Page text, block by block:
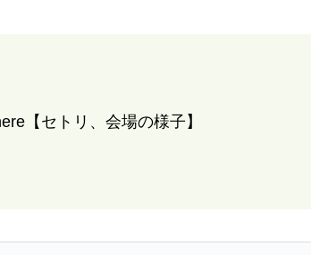
【セトリ、会場の様子】